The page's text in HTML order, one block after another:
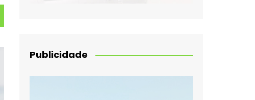
Publicidade